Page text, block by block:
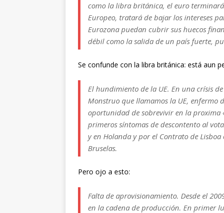
como la libra británica, el euro
Europeo, tratará de bajar los intereses
Eurozona puedan cubrir sus huecos
débil como la salida de un país fuerte,
Se confunde con la libra británica: está aun
El hundimiento de la UE. En una crísis
Monstruo que llamamos la UE, enfermo
oportunidad de sobrevivir en la proxima
primeros síntomas de descontento al
y en Holanda y por el Contrato de
Bruselas.
Pero ojo a esto:
Falta de aprovisionamiento. Desde el
en la cadena de producción. En primer